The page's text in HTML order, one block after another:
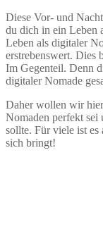
Diese Vor- und
du dich in ein Leben
Leben als digitaler
erstrebenswert. Dies
Im Gegenteil. Denn
digitaler Nomade
Daher wollen wir
Nomaden perfekt sei
sollte. Für viele ist
sich bringt!